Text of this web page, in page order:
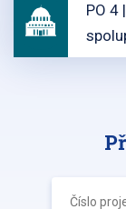
PO 4